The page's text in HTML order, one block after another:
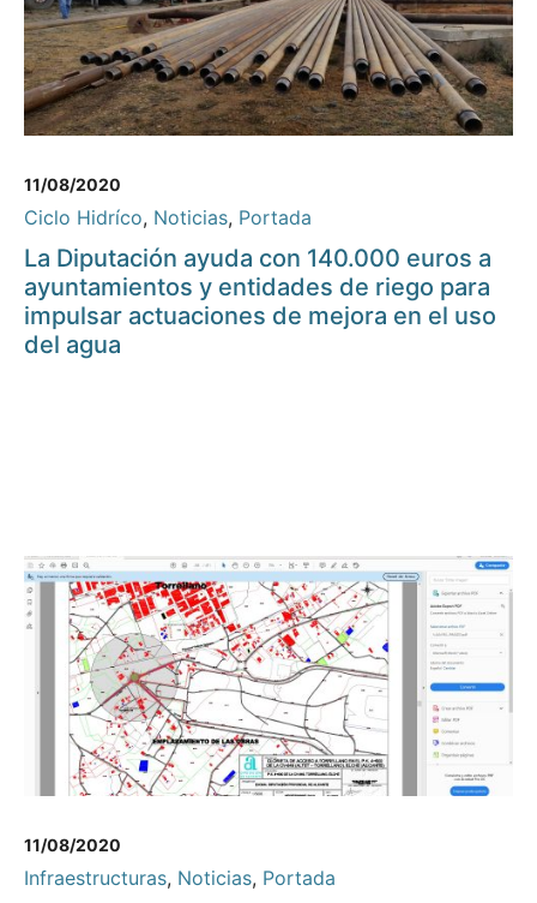
11/08/2020
Ciclo Hidríco, Noticias, Portada
La Diputación ayuda con 140.000 euros a
ayuntamientos y entidades de riego para
impulsar actuaciones de mejora en el uso
del agua
11/08/2020
Infraestructuras, Noticias, Portada